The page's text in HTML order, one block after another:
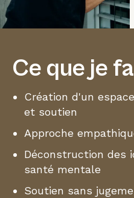
Ce que je
Création d'un
et soutien
Approche
Déconstruction des
santé mentale
Soutien sans